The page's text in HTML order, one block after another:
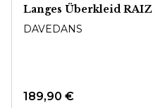
Langes Überkleid RAIZ
DAVEDANS
189,90 €